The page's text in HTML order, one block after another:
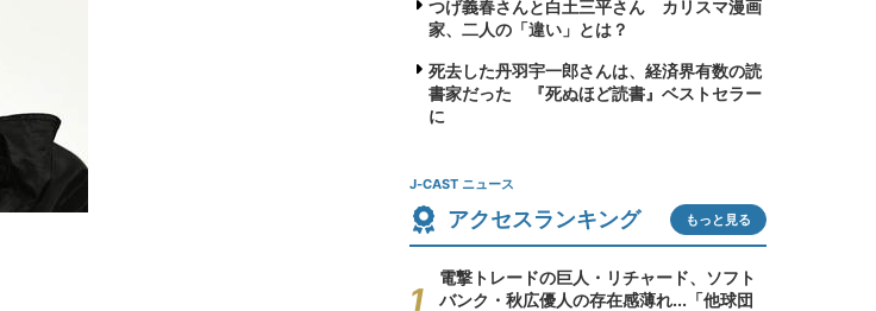
つげ義春さんと白土三平さん カリスマ漫画
家、二人の「違い」とは？
死去した丹羽宇一郎さんは、経済界有数の読
書家だった 『死ぬほど読書』ベストセラー
に
J-CAST ニュース
アクセスランキング もっと見る
電撃トレードの巨人・リチャード、ソフト
バンク・秋広優人の存在感薄れ...「他球団